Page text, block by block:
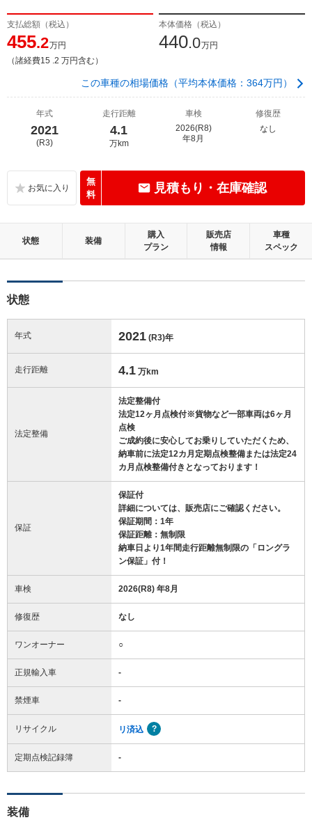
支払総額（税込）
455.2万円
（諸経費15 .2 万円含む）
本体価格（税込）
440.0万円
この車種の相場価格（平均本体価格：364万円）
年式
2021
(R3)
走行距離
4.1
万km
車検
2026(R8)
年8月
修復歴
なし
無
料
見積もり・在庫確認
状態 装備
購入
プラン
販売店
情報
車種
スペック
状態
年式 2021 (R3)年
走行距離 4.1 万km
法定整備
法定整備付
法定12ヶ月点検付※貨物など一部車両は6ヶ月
点検
ご成約後に安心してお乗りしていただくため、
納車前に法定12カ月定期点検整備または法定24
カ月点検整備付きとなっております！
保証
保証付
詳細については、販売店にご確認ください。
保証期間：1年
保証距離：無制限
納車日より1年間走行距離無制限の「ロングラ
ン保証」付！
車検 2026(R8) 年8月
修復歴 なし
ワンオーナー ○
正規輸入車 -
禁煙車 -
リサイクル リ済込
定期点検記録簿 -
装備